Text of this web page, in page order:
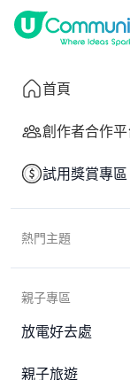
首頁
創作者合作平
試用獎賞專區
熱門主題
親子專區
放電好去處
親子旅遊